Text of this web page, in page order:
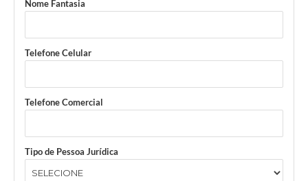
Nome Fantasia
Telefone Celular
Telefone Comercial
Tipo de Pessoa Jurídica